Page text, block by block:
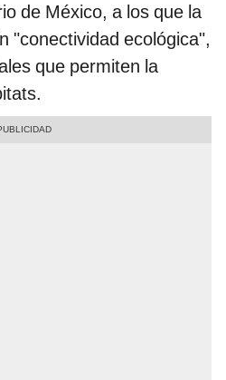
de México, a los que la
"conectividad ecológica",
que permiten la